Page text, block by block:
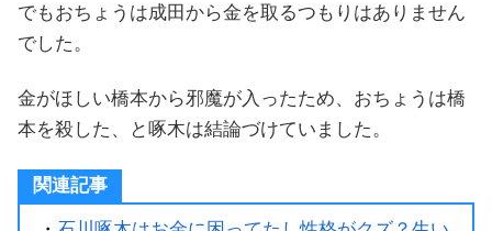
でもおちょうは成田から金を取るつもりはありません
でした。
金がほしい橋本から邪魔が入ったため、おちょうは橋
本を殺した、と啄木は結論づけていました。
関連記事